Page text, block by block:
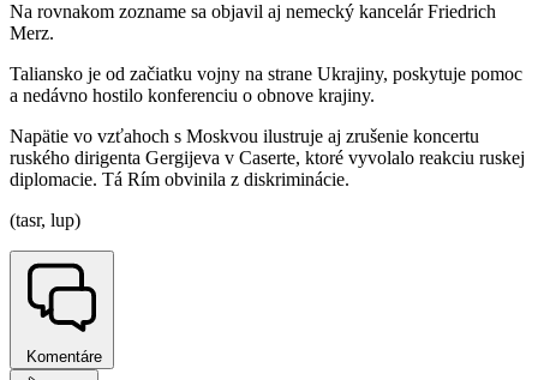
Na rovnakom zozname sa objavil aj nemecký kancelár Friedrich
Merz.
Taliansko je od začiatku vojny na strane Ukrajiny, poskytuje pomoc
a nedávno hostilo konferenciu o obnove krajiny.
Napätie vo vzťahoch s Moskvou ilustruje aj zrušenie koncertu
ruského dirigenta Gergijeva v Caserte, ktoré vyvolalo reakciu ruskej
diplomacie. Tá Rím obvinila z diskriminácie.
(tasr, lup)
Komentáre